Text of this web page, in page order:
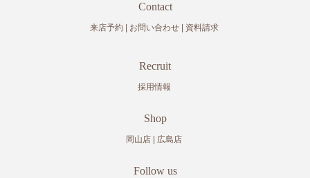
Contact
来店予約 お問い合わせ 資料請求
Recruit
採用情報
Shop
岡山店 広島店
Follow us